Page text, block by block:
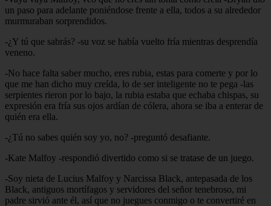
un paso para adelante poniéndose frente a ella, todos a su alrededor
murmuraban sorprendidos.
-¿Y tú que sabrás? -su voz se había vuelto fría mientras desprendía
veneno.
-No hace falta saber mucho, eres rubia, estas para comerte y por lo
que me han dicho muy creída, lo de ser inteligente no te pega -las
serpientes rieron por lo bajo, la rubia estaba que echaba chispas, su
expresión era fría sus ojos ardían de cólera, ahora se iba a enterar de
quién era ella.
-¿Tú no sabes quién soy yo, no? -preguntó desafiante.
-Kate Malfoy -respondió divertido como si se tratase de un juego.
-Soy nieta de Lucius Malfoy y Narcissa Black, antepasada de los
Black, antiguos mortífagos y servidores del señor tenebroso, mi
padre sirvió ante él, así que no juegues conmigo o te convertiré en